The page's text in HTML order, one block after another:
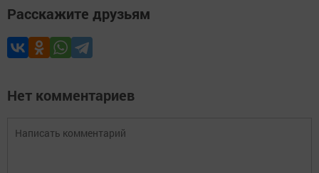
Расскажите друзьям
Нет комментариев